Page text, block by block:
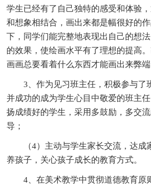
学生已经有了自己独特的感受和体验
和想象相结合，画出来都是幅很好的
下，同学们能完整地表现出自己的想
的效果，使绘画水平有了理想的提高
画画总要看着什么东西才能画出来弊端
3、作为见习班主任，积极参与了
并成功的成为学生心目中敬爱的班主
扬成绩好的学生，采用多鼓励，多交
导；
（4）主动与学生家长交流，达
养孩子，关心孩子成长的教育方式。
4、在美术教学中贯彻道德教育原